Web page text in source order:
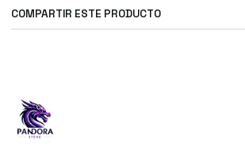
COMPARTIR ESTE PRODUCTO